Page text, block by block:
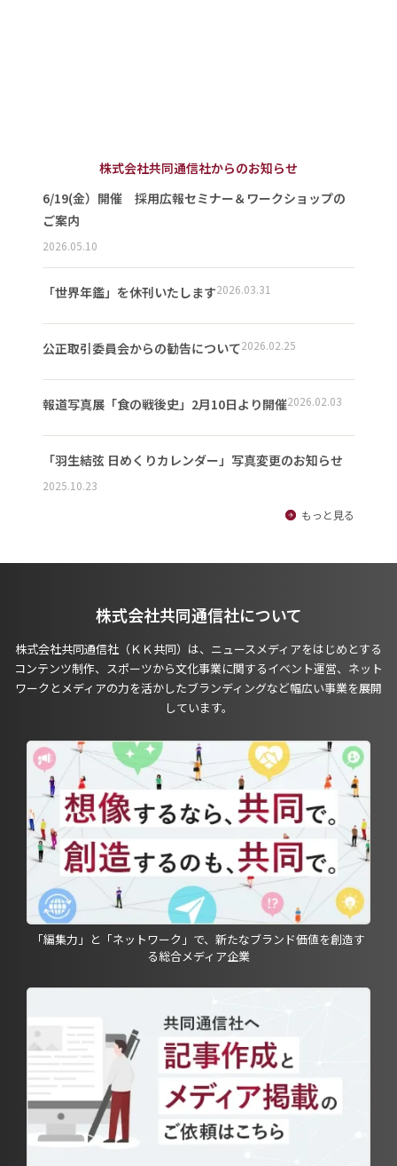
株式会社共同通信社からのお知らせ
6/19(金）開催 採用広報セミナー＆ワークショップの
ご案内
2026.05.10
「世界年鑑」を休刊いたします2026.03.31
公正取引委員会からの勧告について2026.02.25
報道写真展「食の戦後史」2月10日より開催2026.02.03
「羽生結弦 日めくりカレンダー」写真変更のお知らせ
2025.10.23
もっと見る
株式会社共同通信社について
株式会社共同通信社（ＫＫ共同）は、ニュースメディアをはじめとする
コンテンツ制作、スポーツから文化事業に関するイベント運営、ネット
ワークとメディアの力を活かしたブランディングなど幅広い事業を展開
しています。
「編集力」と「ネットワーク」で、新たなブランド価値を創造す
る総合メディア企業